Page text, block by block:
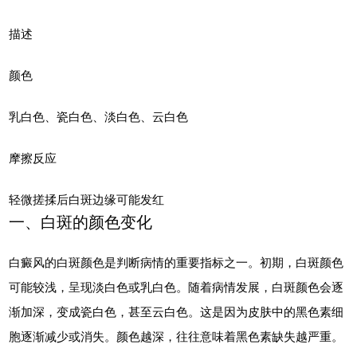
描述
颜色
乳白色、瓷白色、淡白色、云白色
摩擦反应
轻微搓揉后白斑边缘可能发红
一、白斑的颜色变化
白癜风的白斑颜色是判断病情的重要指标之一。初期，白斑颜色
可能较浅，呈现淡白色或乳白色。随着病情发展，白斑颜色会逐
渐加深，变成瓷白色，甚至云白色。这是因为皮肤中的黑色素细
胞逐渐减少或消失。颜色越深，往往意味着黑色素缺失越严重。